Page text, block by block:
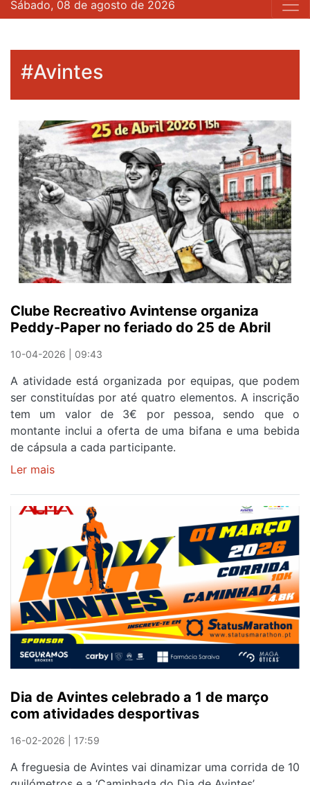
Sábado, 08 de agosto de 2026
#Avintes
Clube Recreativo Avintense organiza
Peddy-Paper no feriado do 25 de Abril
10-04-2026 | 09:43
A atividade está organizada por equipas, que podem
ser constituídas por até quatro elementos. A inscrição
tem um valor de 3€ por pessoa, sendo que o
montante inclui a oferta de uma bifana e uma bebida
de cápsula a cada participante.
Ler mais
Recreativo
Avintense
organiza
Peddy-
Paper
feriado
do
25
de
Abril
Dia de Avintes celebrado a 1 de março
com atividades desportivas
16-02-2026 | 17:59
A freguesia de Avintes vai dinamizar uma corrida de 10